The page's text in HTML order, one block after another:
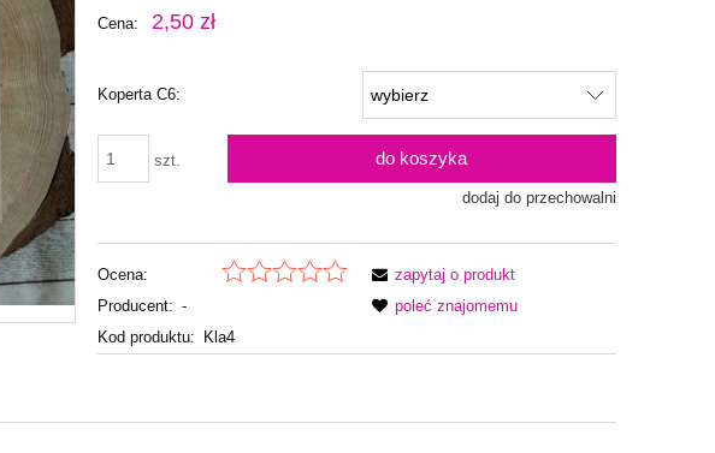
Cena nie zawiera ewentualnych kosztów
płatności
Cena: 2,50 zł
Koperta C6:
szt. do koszyka
dodaj do przechowalni
Ocena:
Producent: -
Kod produktu: Kla4
zapytaj o produkt
poleć znajomemu